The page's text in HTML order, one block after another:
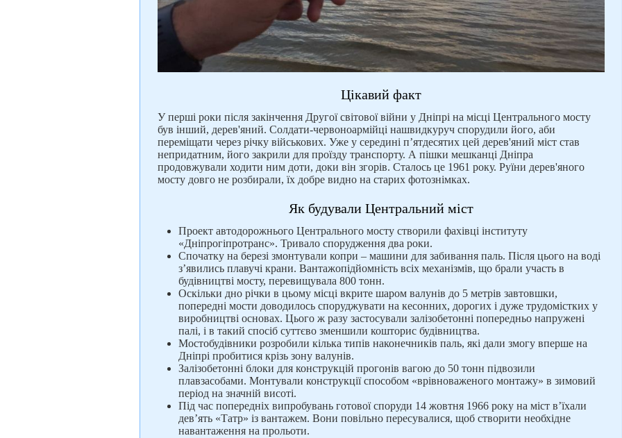
Цікавий факт
У перші роки після закінчення Другої світової війни у Дніпрі на місці Центрального мосту
був інший, дерев'яний. Солдати-червоноармійці нашвидкуруч спорудили його, аби
переміщати через річку військових. Уже у середині п’ятдесятих цей дерев'яний міст став
непридатним, його закрили для проїзду транспорту. А пішки мешканці Дніпра
продовжували ходити ним доти, доки він згорів. Сталось це 1961 року. Руїни дерев'яного
мосту довго не розбирали, їх добре видно на старих фотознімках.
Як будували Центральний міст
Проект автодорожнього Центрального мосту створили фахівці інституту
«Дніпрогіпротранс». Тривало спорудження два роки.
Спочатку на березі змонтували копри – машини для забивання паль. Після цього на воді
з’явились плавучі крани. Вантажопідйомність всіх механізмів, що брали участь в
будівництві мосту, перевищувала 800 тонн.
Оскільки дно річки в цьому місці вкрите шаром валунів до 5 метрів завтовшки,
попередні мости доводилось споруджувати на кесонних, дорогих і дуже трудомістких у
виробництві основах. Цього ж разу застосували залізобетонні попередньо напружені
палі, і в такий спосіб суттєво зменшили кошторис будівництва.
Мостобудівники розробили кілька типів наконечників паль, які дали змогу вперше на
Дніпрі пробитися крізь зону валунів.
Залізобетонні блоки для конструкцій прогонів вагою до 50 тонн підвозили
плавзасобами. Монтували конструкції способом «врівноваженого монтажу» в зимовий
період на значній висоті.
Під час попередніх випробувань готової споруди 14 жовтня 1966 року на міст в’їхали
дев’ять «Татр» із вантажем. Вони повільно пересувалися, щоб створити необхідне
навантаження на прольоти.